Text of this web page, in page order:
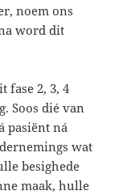
noem ons
word dit
fase 2, 3, 4
Soos dié van
pasiënt ná
wat
besighede
maak, hulle